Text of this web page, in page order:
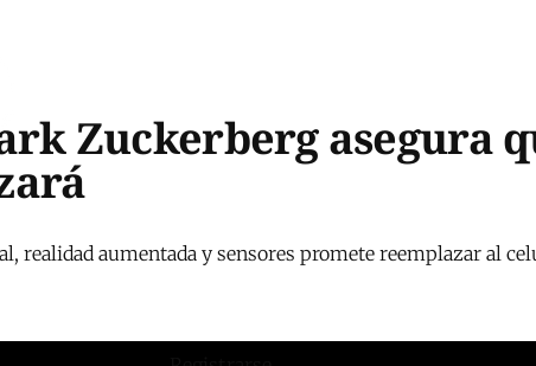
Zuckerberg asegura
realidad aumentada y sensores promete reemplazar al